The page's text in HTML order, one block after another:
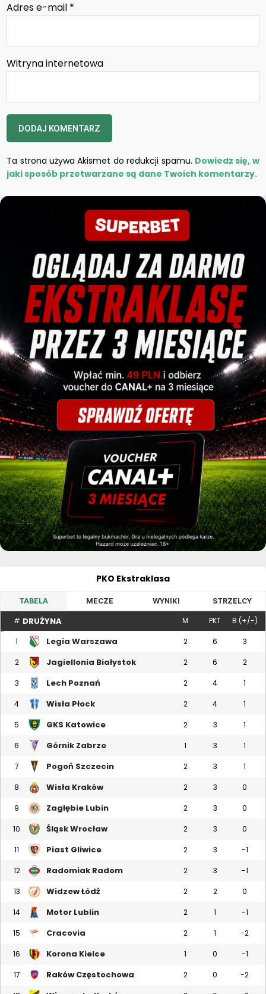
Adres e-mail *
Witryna internetowa
Ta strona używa Akismet do redukcji spamu. Dowiedz się, w
jaki sposób przetwarzane są dane Twoich komentarzy.
PKO Ekstraklasa
TABELA MECZE WYNIKI STRZELCY
# DRUŻYNA M PKT B (+/-)
1 Legia Warszawa 2 6 3
2 Jagiellonia Białystok 2 6 2
3 Lech Poznań 2 4 1
4 Wisła Płock 2 4 1
5 GKS Katowice 2 3 1
6 Górnik Zabrze 1 3 1
7 Pogoń Szczecin 2 3 1
8 Wisła Kraków 2 3 0
9 Zagłębie Lubin 2 3 0
10 Śląsk Wrocław 2 3 0
11 Piast Gliwice 2 3 -1
12 Radomiak Radom 2 3 -1
13 Widzew Łódź 2 2 0
14 Motor Lublin 2 1 -1
15 Cracovia 2 1 -2
16 Korona Kielce 1 0 -1
17 Raków Częstochowa 2 0 -2